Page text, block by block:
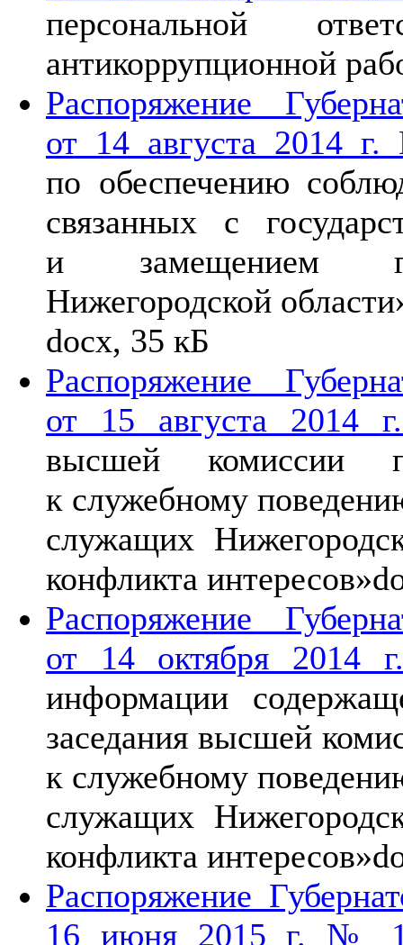
персональной
антикоррупционной
Распоряжение
от 14 августа 2014
по обеспечению
связанных с
и замещением
Нижегородской
docx, 35 кБ
Распоряжение
от 15 августа
высшей комиссии
к служебному
служащих
конфликта интересов»
Распоряжение
от 14 октября
информации
заседания высшей
к служебному
служащих
конфликта интересов»
Распоряжение
16 июня 2015 г. №